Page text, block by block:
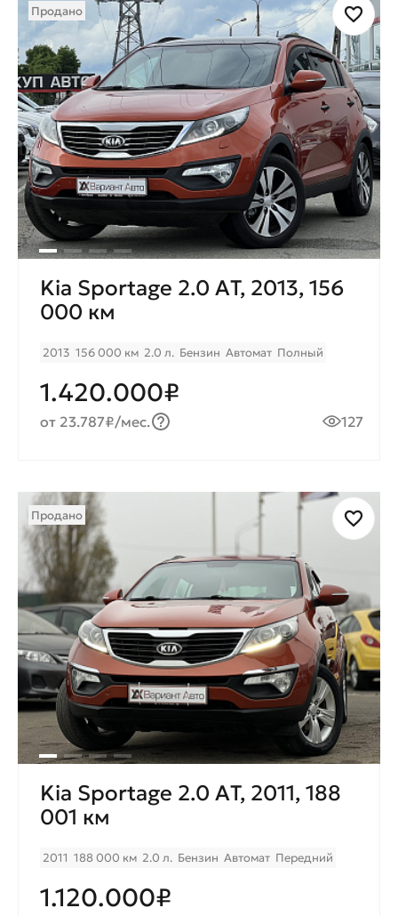
Продано
Kia Sportage 2.0 AТ, 2013, 156
000 км
2013 156 000 км 2.0 л. Бензин Автомат Полный
1.420.000₽
от 23.787₽/мес. 127
Продано
Kia Sportage 2.0 AТ, 2011, 188
001 км
2011 188 000 км 2.0 л. Бензин Автомат Передний
1.120.000₽